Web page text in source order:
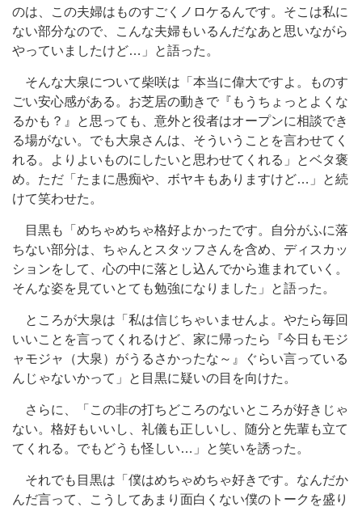
のは、この夫婦はものすごくノロケるんです。そこは私に
ない部分なので、こんな夫婦もいるんだなあと思いながら
やっていましたけど…」と語った。
そんな大泉について柴咲は「本当に偉大ですよ。ものす
ごい安心感がある。お芝居の動きで『もうちょっとよくな
るかも？』と思っても、意外と役者はオープンに相談でき
る場がない。でも大泉さんは、そういうことを言わせてく
れる。よりよいものにしたいと思わせてくれる」とベタ褒
め。ただ「たまに愚痴や、ボヤキもありますけど…」と続
けて笑わせた。
目黒も「めちゃめちゃ格好よかったです。自分がふに落
ちない部分は、ちゃんとスタッフさんを含め、ディスカッ
ションをして、心の中に落とし込んでから進まれていく。
そんな姿を見ていとても勉強になりました」と語った。
ところが大泉は「私は信じちゃいませんよ。やたら毎回
いいことを言ってくれるけど、家に帰ったら『今日もモジ
ャモジャ（大泉）がうるさかったな～』ぐらい言っている
んじゃないかって」と目黒に疑いの目を向けた。
さらに、「この非の打ちどころのないところが好きじゃ
ない。格好もいいし、礼儀も正しいし、随分と先輩も立て
てくれる。でもどうも怪しい…」と笑いを誘った。
それでも目黒は「僕はめちゃめちゃ好きです。なんだか
んだ言って、こうしてあまり面白くない僕のトークを盛り